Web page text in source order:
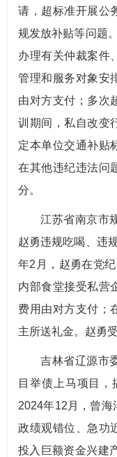
请，超标准开展公
规发放补贴等问题
办理有关仲裁案件
管理和服务对象安
由对方支付；多次
训期间，私自改变
定本单位交通补贴
在其他违纪违法问
分。
江苏省南京市
赵勇违规吃喝、违
年2月，赵勇在党
内部食堂接受私营
费用由对方支付；
主所送礼金。赵勇
吉林省辽源市
目举债上马项目，
2024年12月，曾海
政绩观错位、急功
投入巨额资金兴建